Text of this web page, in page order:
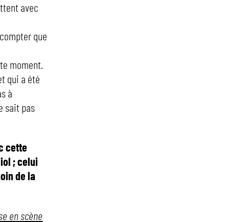
avec
que
moment.
qui a été
à
sait pas
cette
; celui
de la
en scène